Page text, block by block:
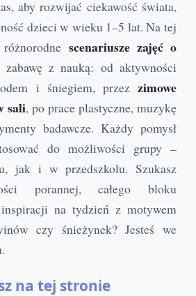
aby rozwijać ciekawość świata,
dzieci w wieku 1–5 lat. Na tej
scenariusze zajęć o
zabawę z nauką: od aktywności
i śniegiem, przez zimowe
sali, po prace plastyczne, muzykę
badawcze. Każdy pomysł
do możliwości grupy –
jak i w przedszkolu. Szukasz
porannej, całego bloku
na tydzień z motywem
czy śnieżynek? Jesteś we
na tej stronie